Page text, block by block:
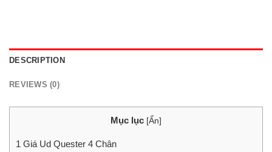
DESCRIPTION
REVIEWS (0)
Mục lục [Ẩn]
1 Giá Ud Quester 4 Chân